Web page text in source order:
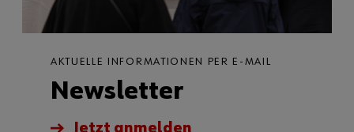
AKTUELLE INFORMATIONEN PER E-MAIL
Newsletter
Jetzt anmelden